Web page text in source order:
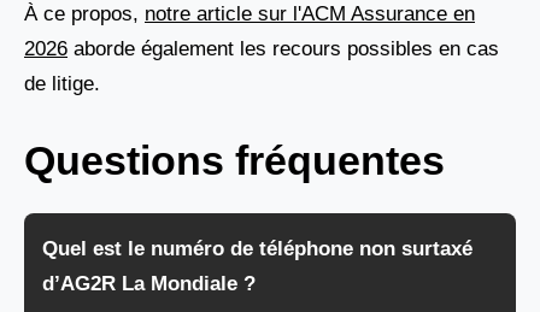
À ce propos, notre article sur l'ACM Assurance en
2026 aborde également les recours possibles en cas
de litige.
Questions fréquentes
Quel est le numéro de téléphone non surtaxé
d’AG2R La Mondiale ?